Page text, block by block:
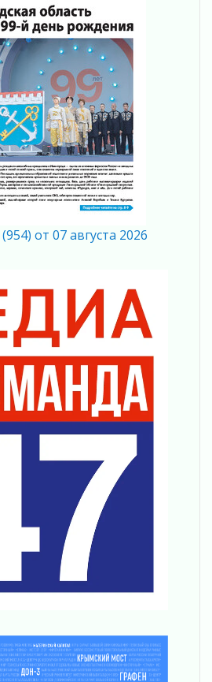
работник
– 2026» подведены!
на перекрестках
потребление
карману
к выборам
только письменное
и кошелька
производительность
закроют на два
от 07 августа 2026